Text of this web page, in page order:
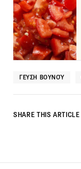
ΓΕΎΣΗ ΒΟΥΝΟΎ
SHARE THIS ARTICLE